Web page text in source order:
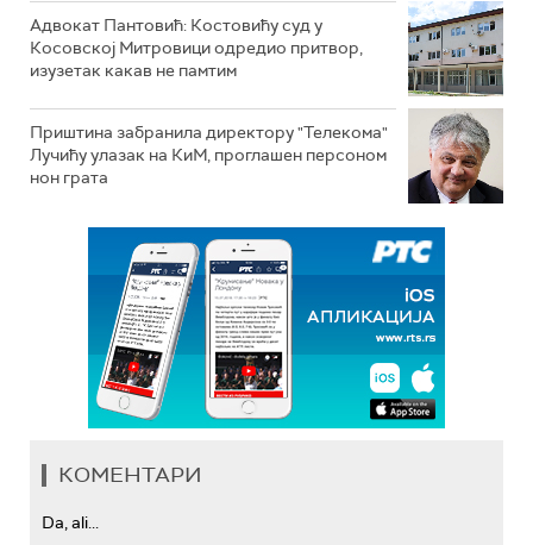
Адвокат Пантовић: Костовићу суд у
Косовској Митровици одредио притвор,
изузетак какав не памтим
Приштина забранила директору "Телекома"
Лучићу улазак на КиМ, проглашен персоном
нон грата
КОМЕНТАРИ
Da, ali...